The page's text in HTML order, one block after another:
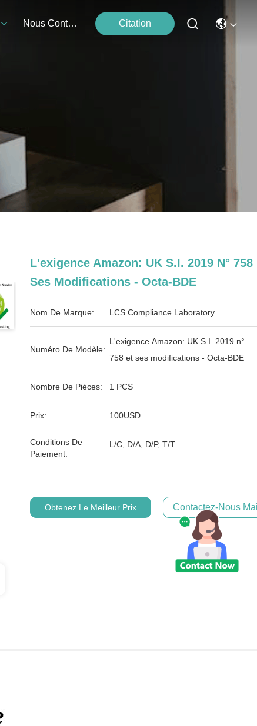
Nous Contacter Citation
L'exigence Amazon: UK S.I. 2019 N° 758
Ses Modifications - Octa-BDE
Nom De Marque: LCS Compliance Laboratory
Numéro De Modèle:
L'exigence Amazon: UK S.I. 2019 n°
758 et ses modifications - Octa-BDE
Nombre De Pièces: 1 PCS
Prix: 100USD
Conditions De
Paiement:
L/C, D/A, D/P, T/T
Obtenez Le Meilleur Prix Contactez-Nous